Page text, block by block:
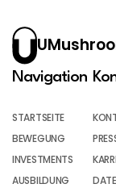
Navigation
STARTSEITE
BEWEGUNG
INVESTMENTS
AUSBILDUNG